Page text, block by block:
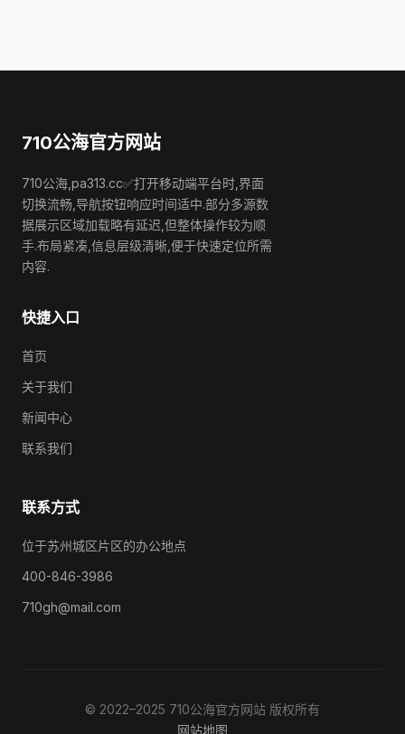
710公海官方网站
710公海,pa313.cc✅打开移动端平台时,界面
切换流畅,导航按钮响应时间适中.部分多源数
据展示区域加载略有延迟,但整体操作较为顺
手.布局紧凑,信息层级清晰,便于快速定位所需
内容.
快捷入口
首页
关于我们
新闻中心
联系我们
联系方式
位于苏州城区片区的办公地点
400-846-3986
710gh@mail.com
© 2022–2025 710公海官方网站 版权所有
网站地图